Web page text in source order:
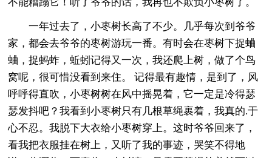
一年过去了，小枣树长高了不少。几乎每次到爷爷
家，都会去爷爷的枣树游玩一番。有时会在枣树下捉蛐
蛐，捉蚂蚱，蚯蚓记得又一次，我还爬上树，做了个鸟
窝呢，很可惜没看到来住。 记得最有趣情，是到了，风
呼呼得直吹，小枣树树在风中摇晃着，它一定是冷得瑟
瑟发抖吧？我看到小枣树只有几根草绳裹着，我真的.于
心不忍。我脱下大衣给小枣树穿上。这时爷爷回来了，
看我把衣服挂在树上，又听了我的事迹，哭笑不得地